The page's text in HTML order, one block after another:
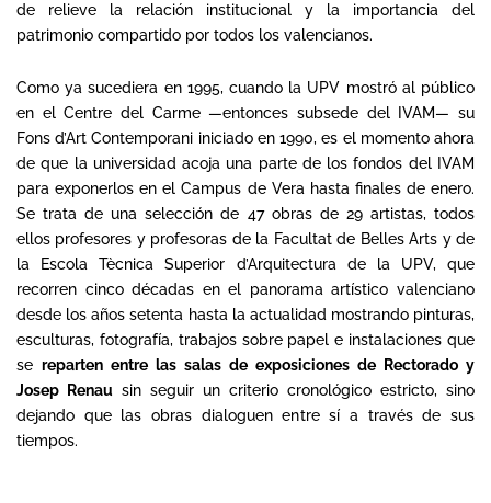
de relieve la relación institucional y la importancia del
patrimonio compartido por todos los valencianos.
Como ya sucediera en 1995, cuando la UPV mostró al público
en el Centre del Carme —entonces subsede del IVAM— su
Fons d’Art Contemporani iniciado en 1990, es el momento ahora
de que la universidad acoja una parte de los fondos del IVAM
para exponerlos en el Campus de Vera hasta finales de enero.
Se trata de una selección de 47 obras de 29 artistas, todos
ellos profesores y profesoras de la Facultat de Belles Arts y de
la Escola Tècnica Superior d’Arquitectura de la UPV, que
recorren cinco décadas en el panorama artístico valenciano
desde los años setenta hasta la actualidad mostrando pinturas,
esculturas, fotografía, trabajos sobre papel e instalaciones que
se reparten entre las salas de exposiciones de Rectorado y
Josep Renau sin seguir un criterio cronológico estricto, sino
dejando que las obras dialoguen entre sí a través de sus
tiempos.